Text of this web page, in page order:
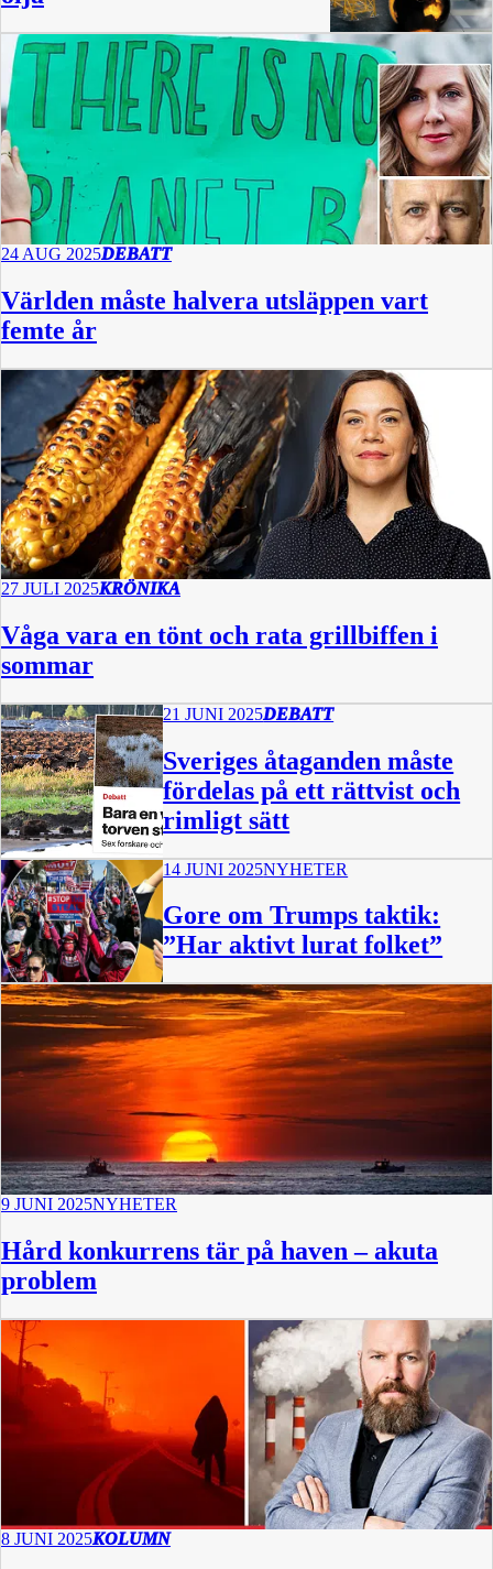
24 AUG 2025DEBATT
Världen måste halvera utsläppen vart
femte år
27 JULI 2025KRÖNIKA
Våga vara en tönt och rata grillbiffen i
sommar
21 JUNI 2025DEBATT
Sveriges åtaganden måste
fördelas på ett rättvist och
rimligt sätt
14 JUNI 2025NYHETER
Gore om Trumps taktik:
”Har aktivt lurat folket”
9 JUNI 2025NYHETER
Hård konkurrens tär på haven – akuta
problem
8 JUNI 2025KOLUMN